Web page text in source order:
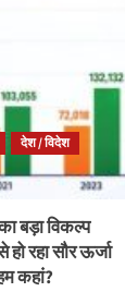
देश / विदेश
बड़ा विकल्प
रहा सौर ऊर्जा
कहां?